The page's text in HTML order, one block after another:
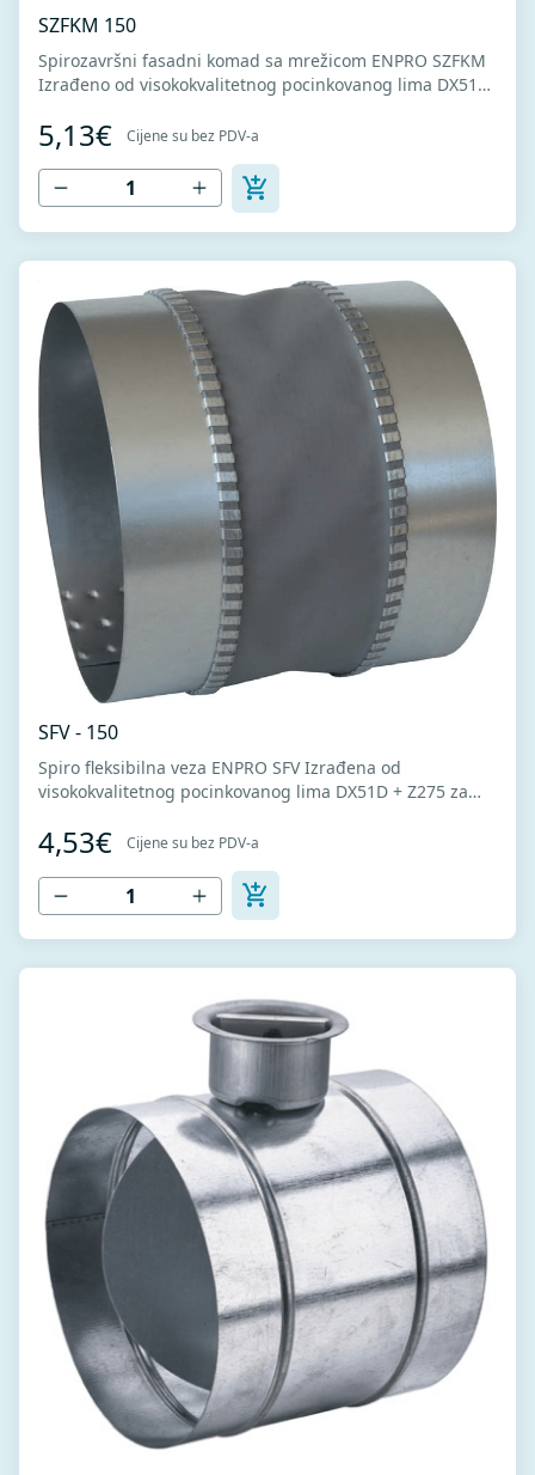
SZFKM 150
Spirozavršni fasadni komad sa mrežicom ENPRO SZFKM
Izrađeno od visokokvalitetnog pocinkovanog lima DX51D
MEST EN 1506 I MEST EN 12237.
5,13€ Cijene su bez PDV-a
SFV - 150
Spiro fleksibilna veza ENPRO SFV Izrađena od
visokokvalitetnog pocinkovanog lima DX51D + Z275 za
4,53€ Cijene su bez PDV-a